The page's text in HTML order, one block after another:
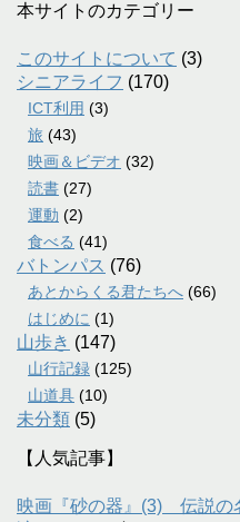
本サイトのカテゴリー
このサイトについて (3)
シニアライフ (170)
ICT利用 (3)
旅 (43)
映画＆ビデオ (32)
読書 (27)
運動 (2)
食べる (41)
バトンパス (76)
あとからくる君たちへ (66)
はじめに (1)
山歩き (147)
山行記録 (125)
山道具 (10)
未分類 (5)
【人気記事】
映画『砂の器』(3) 伝説の